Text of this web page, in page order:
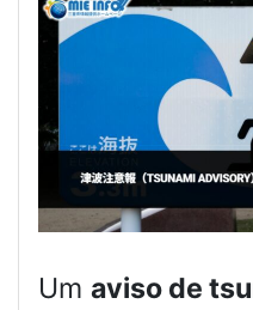
Um aviso de